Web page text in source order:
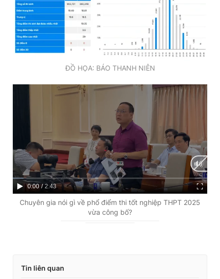
ĐỒ HỌA: BÁO THANH NIÊN
C
u
0:00 / D
u
2:43
Chuyên gia nói gì về phổ điểm thi tốt nghiệp THPT 2025
vừa công bố?
Tin liên quan